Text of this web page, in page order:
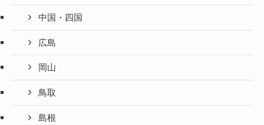
中国・四国
広島
岡山
鳥取
島根